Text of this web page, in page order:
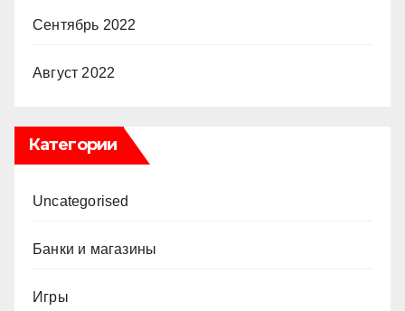
Сентябрь 2022
Август 2022
Категории
Uncategorised
Банки и магазины
Игры